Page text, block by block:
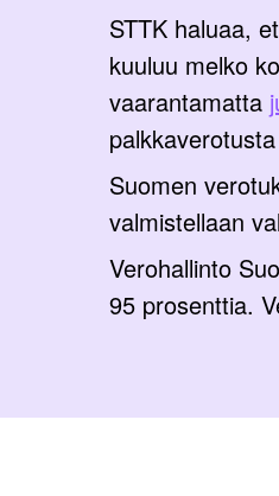
STTK haluaa,
kuuluu melko
vaarantamatta
Suomen
valmistellaan
Verohallinto
95 prosenttia.